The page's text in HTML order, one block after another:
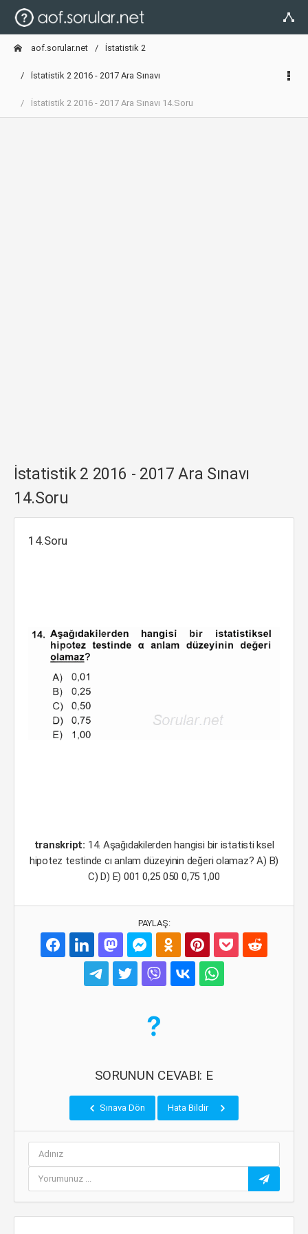
aof.sorular.net İstatistik 2
İstatistik 2 2016 - 2017 Ara Sınavı
İstatistik 2 2016 - 2017 Ara Sınavı 14.Soru
İstatistik 2 2016 - 2017 Ara Sınavı
14.Soru
14.Soru
transkript: 14. Aşağıdakilerden hangisi bir istatisti ksel
hipotez testinde cı anlam düzeyinin değeri olamaz? A) B)
C) D) E) 001 0,25 050 0,75 1,00
PAYLAŞ:
SORUNUN CEVABI: E
Sınava Dön Hata Bildir